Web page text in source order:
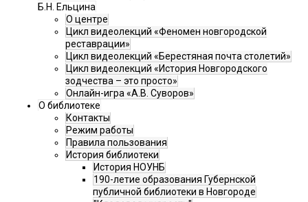
Б.Н. Ельцина
О центре
Цикл видеолекций «Феномен новгородской
реставрации»
Цикл видеолекций «Берестяная почта столетий»
Цикл видеолекций «История Новгородского
зодчества – это просто»
Онлайн-игра «А.В. Суворов»
О библиотеке
Контакты
Режим работы
Правила пользования
История библиотеки
История НОУНБ
190-летие образования Губернской
публичной библиотеки в Новгороде